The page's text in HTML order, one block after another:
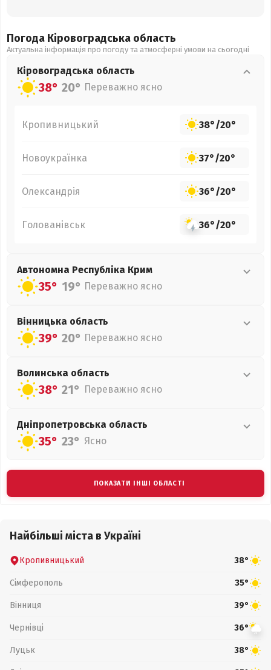
Погода Кіровоградська область
Актуальна інформація про погоду та атмосферні умови на сьогодні
Кіровоградська область
38° 20° Переважно ясно
Кропивницький 38°/20°
Новоукраїнка 37°/20°
Олександрія 36°/20°
Голованівськ 36°/20°
Автономна Республіка Крим
35° 19° Переважно ясно
Вінницька область
39° 20° Переважно ясно
Волинська область
38° 21° Переважно ясно
Дніпропетровська область
35° 23° Ясно
ПОКАЗАТИ ІНШІ ОБЛАСТІ
Найбільші міста в Україні
Кропивницький 38°
Сімферополь 35°
Вінниця 39°
Чернівці 36°
Луцьк 38°